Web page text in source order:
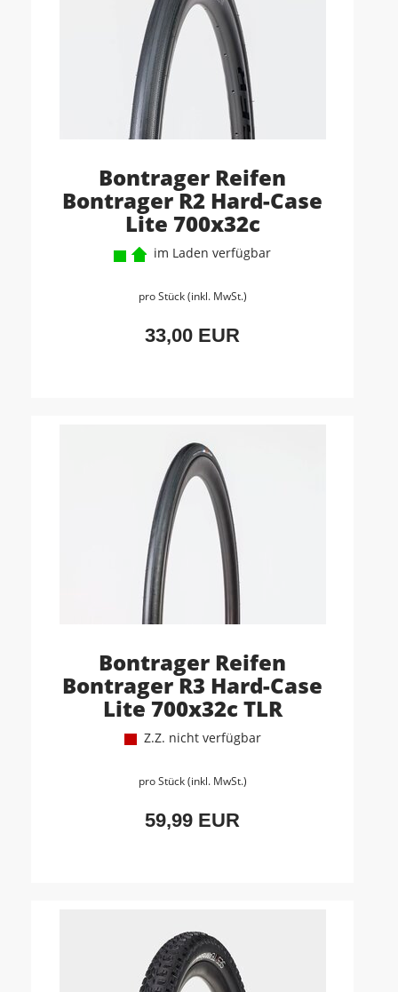
Bontrager Reifen
Bontrager R2 Hard-Case
Lite 700x32c
im Laden verfügbar
pro Stück (inkl. MwSt.)
33,00 EUR
Bontrager Reifen
Bontrager R3 Hard-Case
Lite 700x32c TLR
Z.Z. nicht verfügbar
pro Stück (inkl. MwSt.)
59,99 EUR